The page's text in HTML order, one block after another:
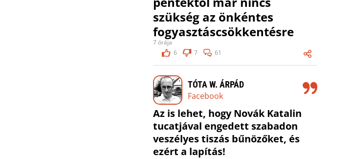
szükség az önkéntes
fogyasztáscsökkentésre
7 órája
6
7 61
TÓTA W. ÁRPÁD
Facebook
Az is lehet, hogy Novák Katalin
tucatjával engedett szabadon
veszélyes tiszás bűnözőket, és
ezért a lapítás!